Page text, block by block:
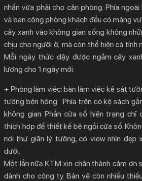
nhấn vừa phải cho căn phòng. Phía
và ban công phòng khách đều có mảng
cây xanh vào không gian sống không
chịu cho người ở; mà còn thể hiện cá tính
Mỗi ngày thức dậy được ngắm cây
lượng cho 1 ngày mới.
+ Phòng làm việc: bàn làm việc kê sát
tường bên hông. Phía trên có kệ sách
không gian. Phần cửa sổ hiện trạng chỉ
thích hợp để thiết kế bệ ngồi cửa sổ.
nơi thư giãn lý tưởng, có view nhìn đẹp
dưới.
Một lần nữa KTM xin chân thành cảm ơn
dành cho công ty. Bản vẽ còn nhiều